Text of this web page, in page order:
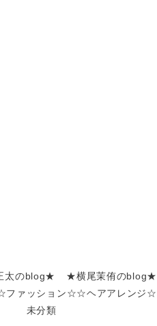
太のblog★
★横尾茉侑のblog★
ファッション☆☆ヘアアレンジ☆
未分類